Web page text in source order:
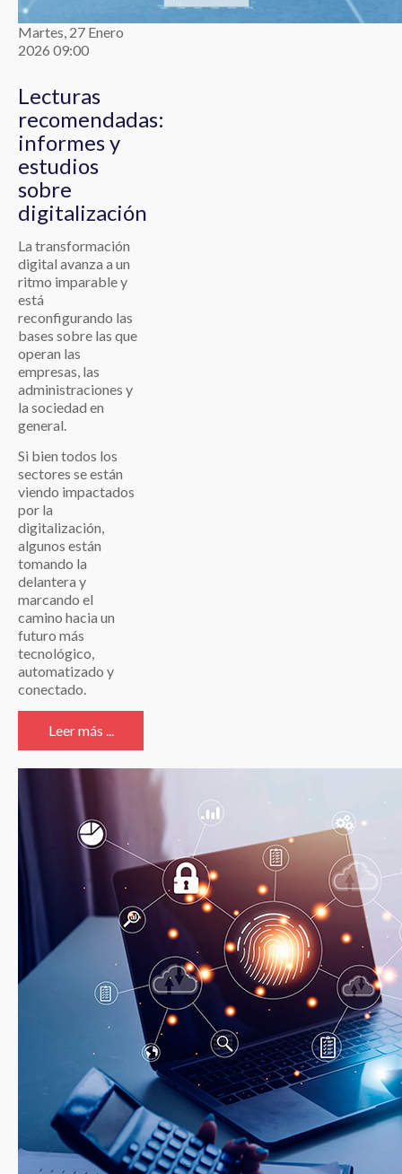
Martes, 27 Enero
2026 09:00
Lecturas
recomendadas:
informes y
estudios
sobre
digitalización
La transformación
digital avanza a un
ritmo imparable y
está
reconfigurando las
bases sobre las que
operan las
empresas, las
administraciones y
la sociedad en
general.
Si bien todos los
sectores se están
viendo impactados
por la
digitalización,
algunos están
tomando la
delantera y
marcando el
camino hacia un
futuro más
tecnológico,
automatizado y
conectado.
Leer más ...